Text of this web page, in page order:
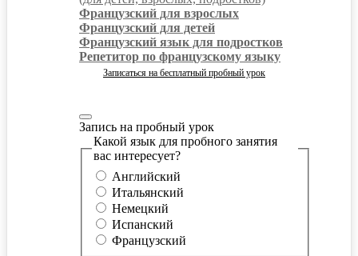
Французский для взрослых
Французский для детей
Французский язык для подростков
Репетитор по французскому языку
Записаться на бесплатный пробный урок
Запись на пробный урок
Какой язык для пробного занятия
вас интересует?
Английский
Итальянский
Немецкий
Испанский
Французский